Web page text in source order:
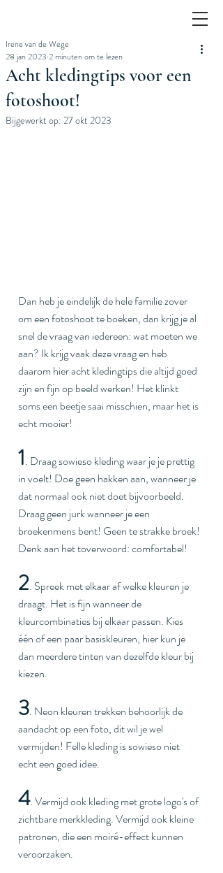
Acht kledingtips voor een
fotoshoot!
Irene van de Wege
28 jan 2023 2 minuten om te lezen
Bijgewerkt op: 27 okt 2023
Dan heb je eindelijk de hele familie zover
om een fotoshoot te boeken, dan krijg je al
snel de vraag van iedereen: wat moeten we
aan? Ik krijg vaak deze vraag en heb
daarom hier acht kledingtips die altijd goed
zijn en fijn op beeld werken! Het klinkt
soms een beetje saai misschien, maar het is
echt mooier!
1. Draag sowieso kleding waar je je prettig
in voelt! Doe geen hakken aan, wanneer je
dat normaal ook niet doet bijvoorbeeld.
Draag geen jurk wanneer je een
broekenmens bent! Geen te strakke broek!
Denk aan het toverwoord: comfortabel!
2. Spreek met elkaar af welke kleuren je
draagt. Het is fijn wanneer de
kleurcombinaties bij elkaar passen. Kies
één of een paar basiskleuren, hier kun je
dan meerdere tinten van dezelfde kleur bij
kiezen.
3. Neon kleuren trekken behoorlijk de
aandacht op een foto, dit wil je wel
vermijden! Felle kleding is sowieso niet
echt een goed idee.
4. Vermijd ook kleding met grote logo's of
zichtbare merkkleding. Vermijd ook kleine
patronen, die een moiré-effect kunnen
veroorzaken.